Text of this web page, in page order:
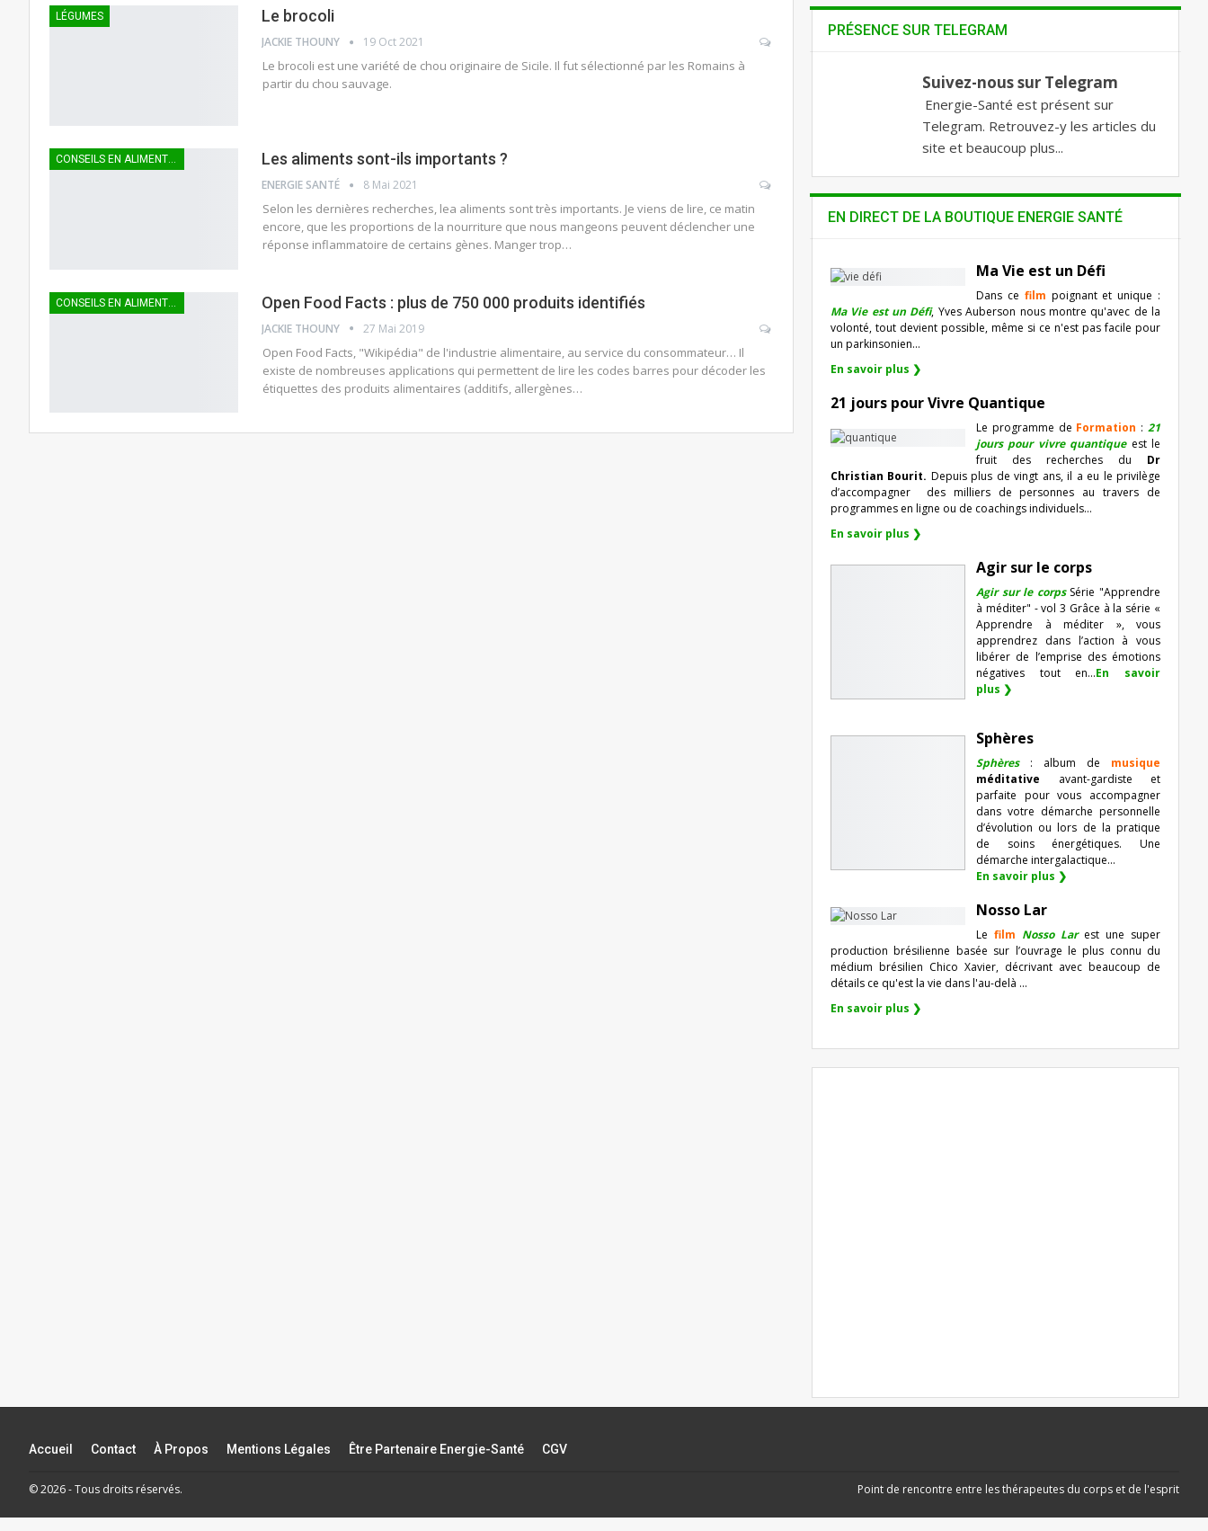
LÉGUMES Le brocoli
JACKIE THOUNY 19 Oct 2021
Le brocoli est une variété de chou originaire de Sicile. Il fut sélectionné par les Romains à
partir du chou sauvage.
CONSEILS EN ALIMENTATION Les aliments sont-ils importants ?
ENERGIE SANTÉ 8 Mai 2021
Selon les dernières recherches, lea aliments sont très importants. Je viens de lire, ce matin
encore, que les proportions de la nourriture que nous mangeons peuvent déclencher une
réponse inflammatoire de certains gènes. Manger trop…
Open Food Facts : plus de 750 000 produits identifiés
JACKIE THOUNY 27 Mai 2019
Open Food Facts, "Wikipédia" de l'industrie alimentaire, au service du consommateur… Il
existe de nombreuses applications qui permettent de lire les codes barres pour décoder les
étiquettes des produits alimentaires (additifs, allergènes…
PRÉSENCE SUR TELEGRAM
Suivez-nous sur Telegram
Energie-Santé est présent sur
Telegram. Retrouvez-y les articles du
site et beaucoup plus...
EN DIRECT DE LA BOUTIQUE ENERGIE SANTÉ
Ma Vie est un Défi
Dans ce film poignant et unique :
Ma Vie est un Défi, Yves Auberson nous montre qu'avec de la
volonté, tout devient possible, même si ce n'est pas facile pour
un parkinsonien…
En savoir plus ❯
21 jours pour Vivre Quantique
Le programme de Formation :21
jours pour vivre quantiqueest le
fruit des recherches du Dr
Christian Bourit. Depuis plus de vingt ans, il a eu le privilège
d’accompagner
des milliers de personnes au travers de
programmes en ligne ou de coachings individuels…
En savoir plus ❯
Agir sur le corps
Agir sur le corpsSérie "Apprendre
à méditer" - vol 3 Grâce à la série «
Apprendre à méditer », vous
apprendrez dans l’action à vous
libérer de l’emprise des émotions
négatives tout en...En savoir
plus ❯
Sphères
Sphères: album de musique
méditative avant-gardiste et
parfaite pour vous accompagner
dans votre démarche personnelle
d’évolution ou lors de la pratique
de soins énergétiques. Une
démarche intergalactique...
En savoir plus ❯
Nosso Lar
Le film Nosso Lar est une super
production brésilienne basée sur l’ouvrage le plus connu du
médium brésilien Chico Xavier, décrivant avec beaucoup de
détails ce qu'est la vie dans l'au-delà ...
En savoir plus ❯
Accueil Contact À Propos Mentions Légales Être Partenaire Energie-Santé CGV
© 2026 - Tous droits réservés. Point de rencontre entre les thérapeutes du corps et de l'esprit